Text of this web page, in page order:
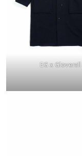
EG x Gloverall